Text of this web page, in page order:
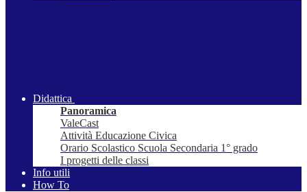
Didattica
Panoramica
ValeCast
Attività Educazione Civica
Orario Scolastico Scuola Secondaria 1° grado
I progetti delle classi
Info utili
How To